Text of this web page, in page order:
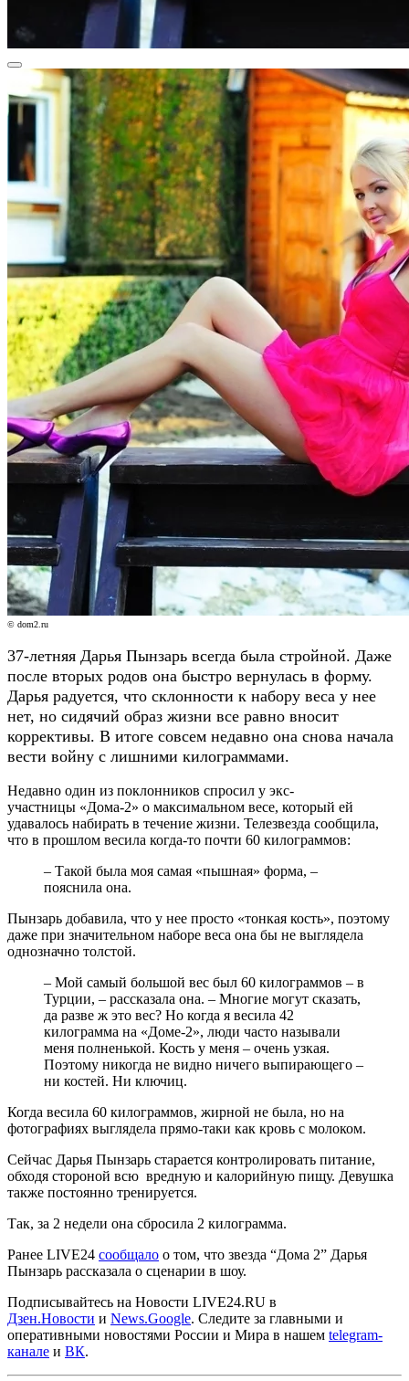
© dom2.ru
37-летняя Дарья Пынзарь всегда была стройной. Даже
после вторых родов она быстро вернулась в форму.
Дарья радуется, что склонности к набору веса у нее
нет, но сидячий образ жизни все равно вносит
коррективы. В итоге совсем недавно она снова начала
вести войну с лишними килограммами.
Недавно один из поклонников спросил у экс-
участницы «Дома-2» о максимальном весе, который ей
удавалось набирать в течение жизни. Телезвезда сообщила,
что в прошлом весила когда-то почти 60 килограммов:
– Такой была моя самая «пышная» форма, –
пояснила она.
Пынзарь добавила, что у нее просто «тонкая кость», поэтому
даже при значительном наборе веса она бы не выглядела
однозначно толстой.
– Мой самый большой вес был 60 килограммов – в
Турции, – рассказала она. – Многие могут сказать,
да разве ж это вес? Но когда я весила 42
килограмма на «Доме-2», люди часто называли
меня полненькой. Кость у меня – очень узкая.
Поэтому никогда не видно ничего выпирающего –
ни костей. Ни ключиц.
Когда весила 60 килограммов, жирной не была, но на
фотографиях выглядела прямо-таки как кровь с молоком.
Сейчас Дарья Пынзарь старается контролировать питание,
обходя стороной всю вредную и калорийную пищу. Девушка
также постоянно тренируется.
Так, за 2 недели она сбросила 2 килограмма.
Ранее LIVE24 сообщало о том, что звезда “Дома 2” Дарья
Пынзарь рассказала о сценарии в шоу.
Подписывайтесь на Новости LIVE24.RU в
Дзен.Новости и News.Google. Следите за главными и
оперативными новостями России и Мира в нашем telegram-
канале и ВК.